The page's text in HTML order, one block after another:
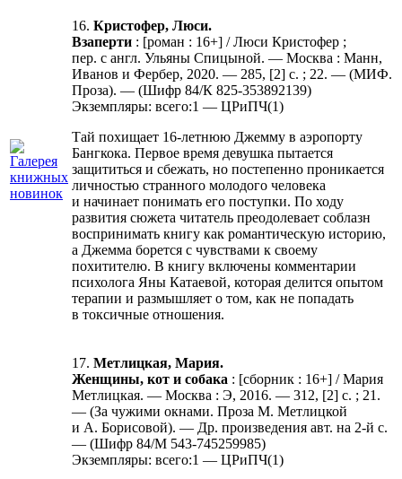
16. Кристофер, Люси.
Взаперти : [роман : 16+] / Люси Кристофер ;
пер. с англ. Ульяны Спицыной. — Москва : Манн,
Иванов и Фербер, 2020. — 285, [2] с. ; 22. — (МИФ.
Проза). — (Шифр 84/К 825-353892139)
Экземпляры: всего:1 — ЦРиПЧ(1)
Тай похищает 16-летнюю Джемму в аэропорту
Бангкока. Первое время девушка пытается
защититься и сбежать, но постепенно проникается
личностью странного молодого человека
и начинает понимать его поступки. По ходу
развития сюжета читатель преодолевает соблазн
воспринимать книгу как романтическую историю,
а Джемма борется с чувствами к своему
похитителю. В книгу включены комментарии
психолога Яны Катаевой, которая делится опытом
терапии и размышляет о том, как не попадать
в токсичные отношения.
17. Метлицкая, Мария.
Женщины, кот и собака : [сборник : 16+] / Мария
Метлицкая. — Москва : Э, 2016. — 312, [2] с. ; 21.
— (За чужими окнами. Проза М. Метлицкой
и А. Борисовой). — Др. произведения авт. на 2-й с.
— (Шифр 84/М 543-745259985)
Экземпляры: всего:1 — ЦРиПЧ(1)